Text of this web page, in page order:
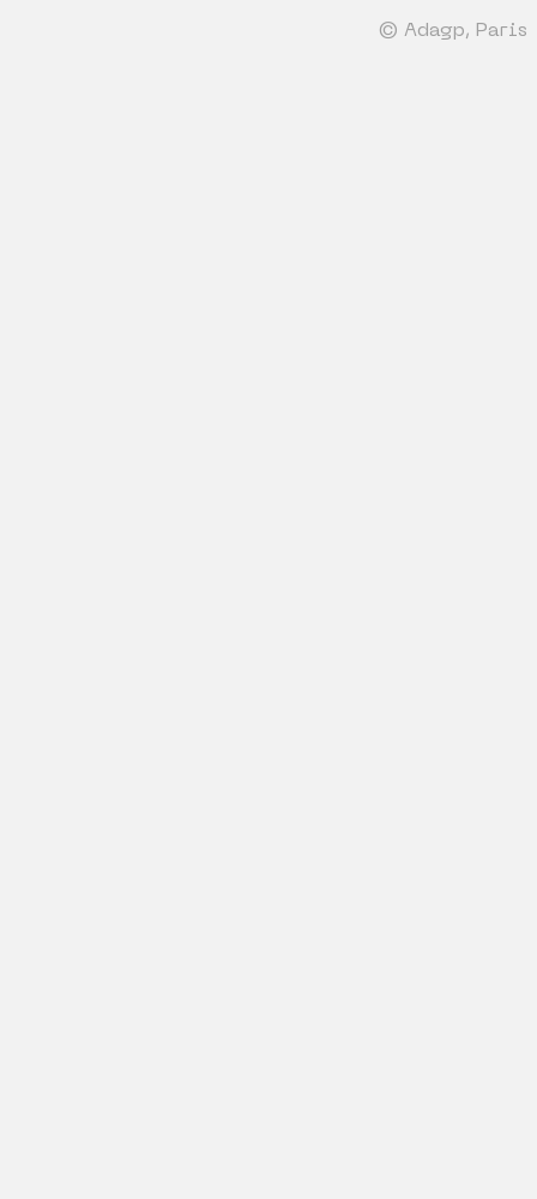
© Adagp, Paris